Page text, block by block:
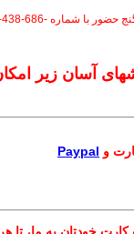
حضور با شماره 686-
آسان زیر
Paypal